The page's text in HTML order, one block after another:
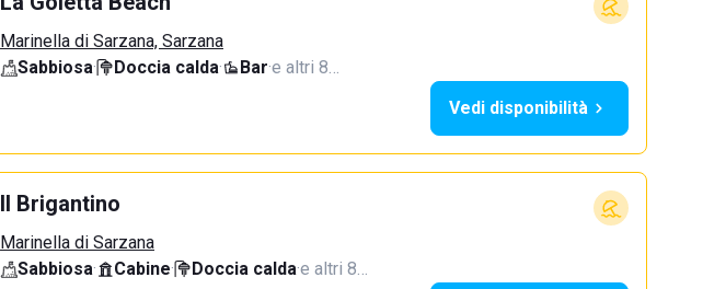
Marinella di Sarzana, Sarzana
Sabbiosa· Doccia calda· Bar·e altri 8…
Vedi disponibilità
Il Brigantino
Marinella di Sarzana
Sabbiosa· Cabine· Doccia calda·e altri 8…